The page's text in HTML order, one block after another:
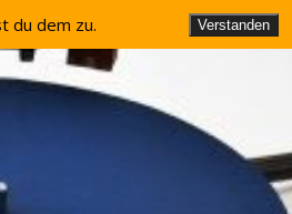
du dem zu. Verstanden